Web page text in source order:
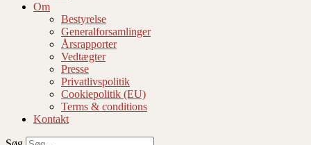
Om
Bestyrelse
Generalforsamlinger
Årsrapporter
Vedtægter
Presse
Privatlivspolitik
Cookiepolitik (EU)
Terms & conditions
Kontakt